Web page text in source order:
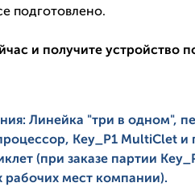
подготовлено.
и получите устройство
Линейка "три в одном",
Key_P1 MultiClet и
(при заказе партии
мест компании).